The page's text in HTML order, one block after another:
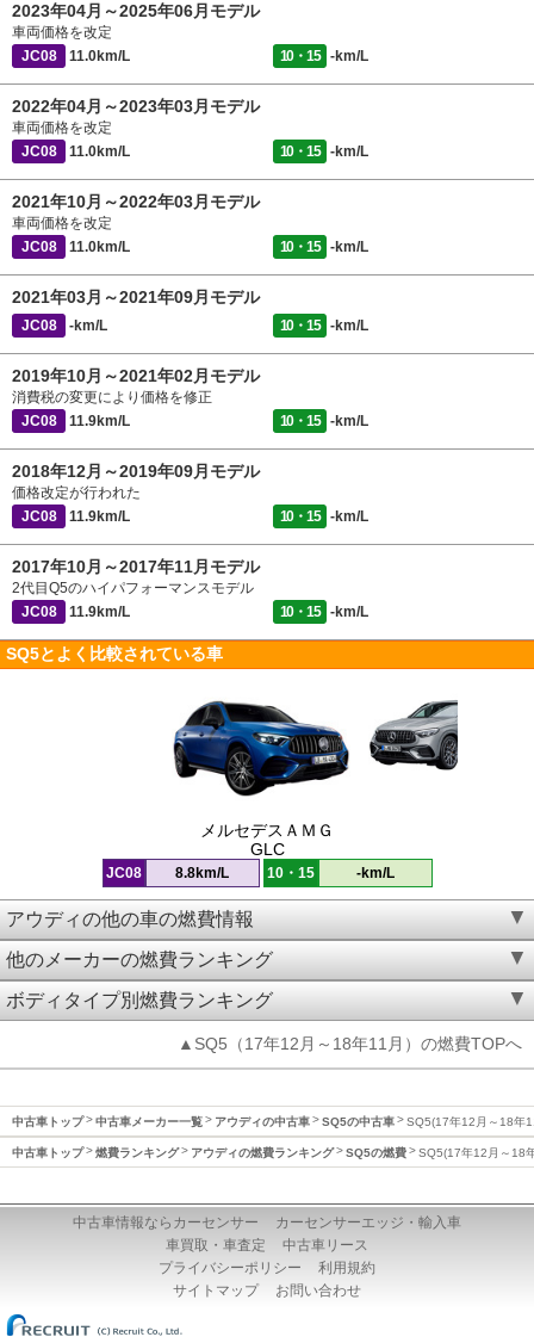
2023年04月～2025年06月モデル
車両価格を改定
JC08
11.0km/L 10・15 -km/L
2022年04月～2023年03月モデル
車両価格を改定
JC08
11.0km/L 10・15 -km/L
2021年10月～2022年03月モデル
車両価格を改定
JC08
11.0km/L 10・15 -km/L
2021年03月～2021年09月モデル
JC08 -km/L 10・15 -km/L
2019年10月～2021年02月モデル
消費税の変更により価格を修正
JC08
11.9km/L 10・15 -km/L
2018年12月～2019年09月モデル
価格改定が行われた
JC08
11.9km/L 10・15 -km/L
2017年10月～2017年11月モデル
2代目Q5のハイパフォーマンスモデル
JC08
11.9km/L 10・15 -km/L
SQ5とよく比較されている車
メルセデスＡＭＧ
GLC
JC08 8.8km/L 10・15 -km/L
アウディの他の車の燃費情報
他のメーカーの燃費ランキング
ボディタイプ別燃費ランキング
▲SQ5（17年12月～18年11月）の燃費TOPへ
中古車トップ 中古車メーカー一覧 アウディの中古車 SQ5の中古車 SQ5(17年12月～18年
中古車トップ 燃費ランキング アウディの燃費ランキング SQ5の燃費 SQ5(17年12月～18
中古車情報ならカーセンサー
カーセンサーエッジ・輸入車
車買取・車査定
中古車リース
プライバシーポリシー
利用規約
サイトマップ
お問い合わせ